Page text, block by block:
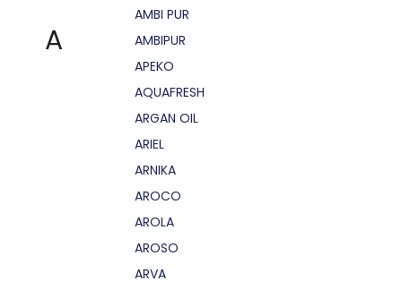
A
AMBI PUR
AMBIPUR
APEKO
AQUAFRESH
ARGAN OIL
ARIEL
ARNIKA
AROCO
AROLA
AROSO
ARVA